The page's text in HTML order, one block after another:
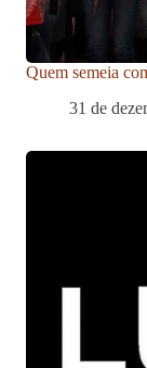
Quem semeia
31 de